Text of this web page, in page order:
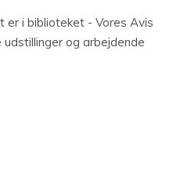
er i biblioteket - Vores Avis
og arbejdende